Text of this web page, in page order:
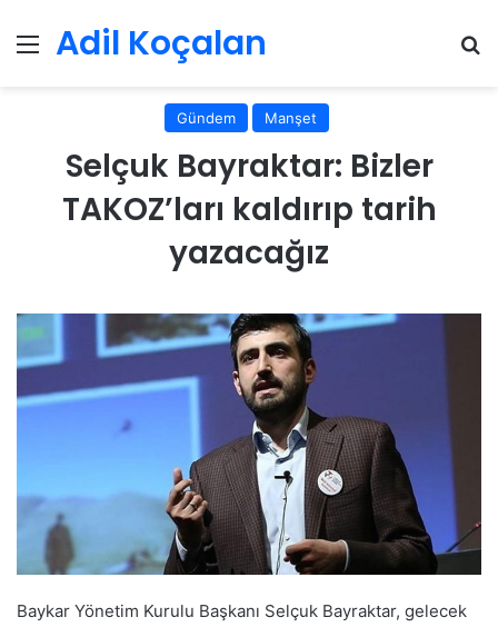
Menü
Adil Koçalan
Gündem Manşet
Selçuk Bayraktar: Bizler
TAKOZ’ları kaldırıp tarih
yazacağız
Baykar Yönetim Kurulu Başkanı Selçuk Bayraktar, gelecek